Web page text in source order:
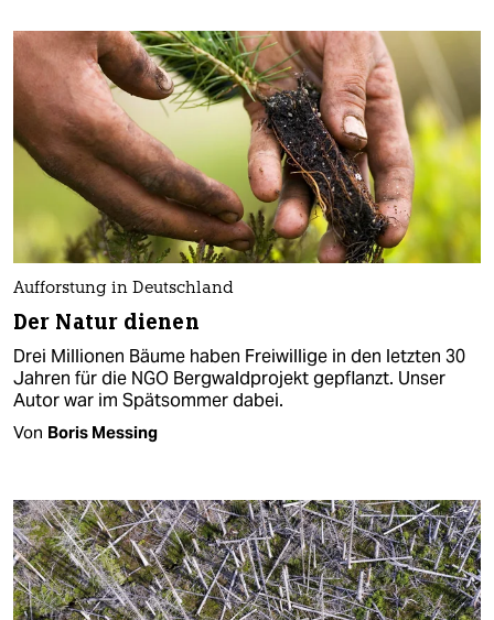
Aufforstung in Deutschland
Der Natur dienen
Drei Millionen Bäume haben Freiwillige in den letzten 30
Jahren für die NGO Bergwaldprojekt gepflanzt. Unser
Autor war im Spätsommer dabei.
Von Boris Messing